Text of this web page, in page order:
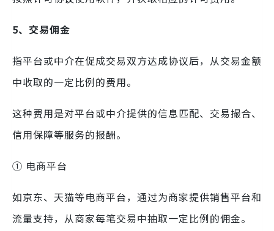
5、交易佣金
指平台或中介在促成交易双方达成协议后，从交易金额
中收取的一定比例的费用。
这种费用是对平台或中介提供的信息匹配、交易撮合、
信用保障等服务的报酬。
① 电商平台
如京东、天猫等电商平台，通过为商家提供销售平台和
流量支持，从商家每笔交易中抽取一定比例的佣金。